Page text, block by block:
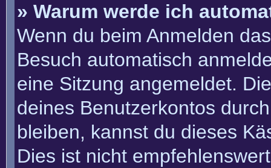
» Warum werde ich
Wenn du beim Anmelden
Besuch automatisch
eine Sitzung angemeldet.
deines Benutzerkontos
bleiben, kannst du dieses
Dies ist nicht